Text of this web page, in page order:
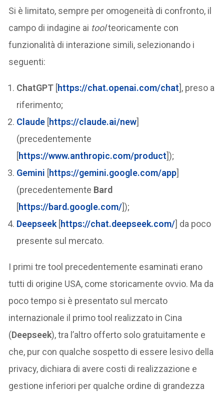
Si è limitato, sempre per omogeneità di confronto, il
campo di indagine ai toolteoricamente con
funzionalità di interazione simili, selezionando i
seguenti:
ChatGPT [https://chat.openai.com/chat], preso a
riferimento;
Claude [https://claude.ai/new]
(precedentemente
[https://www.anthropic.com/product]);
Gemini [https://gemini.google.com/app]
(precedentemente Bard
[https://bard.google.com/]);
Deepseek[https://chat.deepseek.com/] da poco
presente sul mercato.
I primi tre tool precedentemente esaminati erano
tutti di origine USA, come storicamente ovvio. Ma da
poco tempo si è presentato sul mercato
internazionale il primo tool realizzato in Cina
(Deepseek), tra l’altro offerto solo gratuitamente e
che, pur con qualche sospetto di essere lesivo della
privacy, dichiara di avere costi di realizzazione e
gestione inferiori per qualche ordine di grandezza